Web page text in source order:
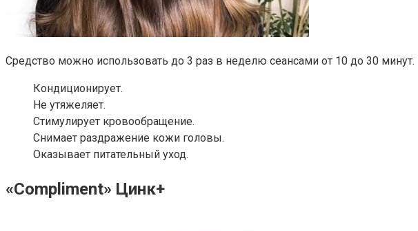
Средство можно использовать до 3 раз в неделю сеансами от 10 до 30
Кондиционирует.
Не утяжеляет.
Стимулирует кровообращение.
Снимает раздражение кожи головы.
Оказывает питательный уход.
«Compliment» Цинк+